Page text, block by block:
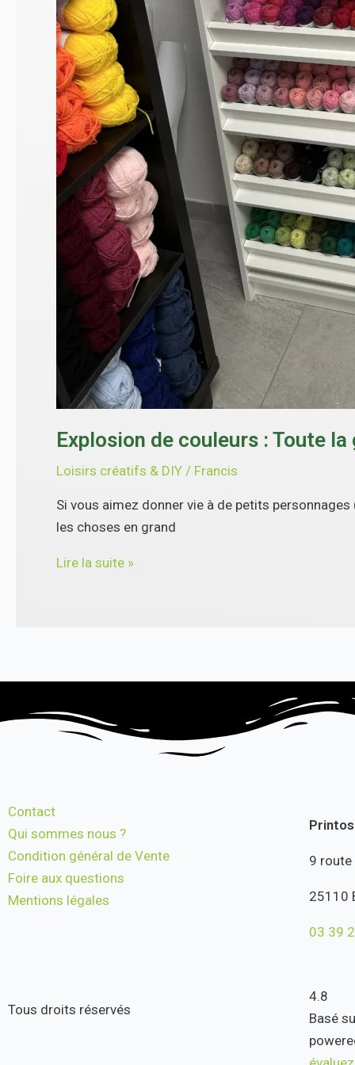
Explosion de couleurs : Toute
Loisirs créatifs & DIY / Francis
Si vous aimez donner vie à de petits
les choses en grand
Lire la suite »
Contact
Qui sommes nous ?
Condition général de Vente
Foire aux questions
Mentions légales
9 route
25110
03 39
Tous droits réservés
4.8
Basé